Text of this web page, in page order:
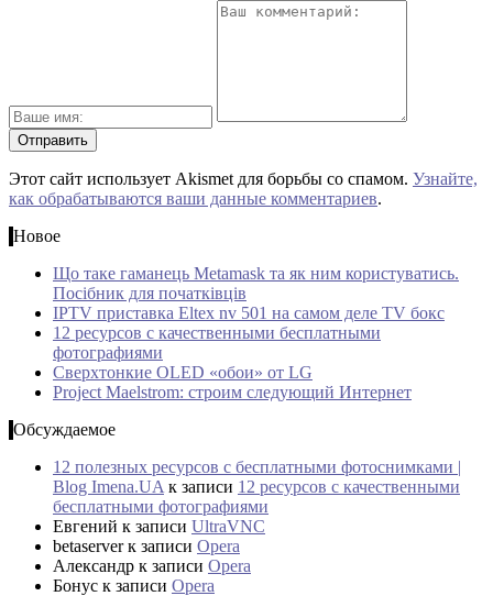
Этот сайт использует Akismet для борьбы со спамом. Узнайте,
как обрабатываются ваши данные комментариев.
Новое
Що таке гаманець Metamask та як ним користуватись.
Посібник для початківців
IPTV приставка Eltex nv 501 на самом деле TV бокс
12 ресурсов с качественными бесплатными
фотографиями
Сверхтонкие OLED «обои» от LG
Project Maelstrom: строим следующий Интернет
Обсуждаемое
12 полезных ресурсов с бесплатными фотоснимками |
Blog Imena.UA к записи 12 ресурсов с качественными
бесплатными фотографиями
Евгений к записи UltraVNC
betaserverк записи Opera
Александр к записи Opera
Бонус к записи Opera